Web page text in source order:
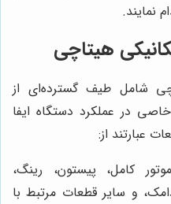
نمایند.
هیتاچی
شامل طیف گسترده‌ای از
در عملکرد دستگاه ایفا
عبارتند از:
کامل، پیستون، رینگ،
و سایر قطعات مرتبط با